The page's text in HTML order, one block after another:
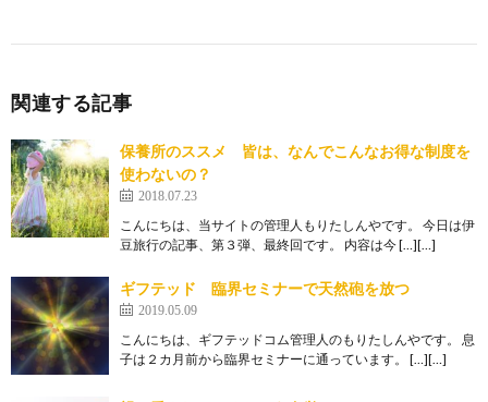
関連する記事
保養所のススメ 皆は、なんでこんなお得な制度を
使わないの？
2018.07.23
こんにちは、当サイトの管理人もりたしんやです。 今日は伊
豆旅行の記事、第３弾、最終回です。 内容は今 […][…]
ギフテッド 臨界セミナーで天然砲を放つ
2019.05.09
こんにちは、ギフテッドコム管理人のもりたしんやです。 息
子は２カ月前から臨界セミナーに通っています。 […][…]